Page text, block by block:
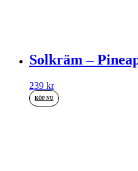
Solkräm –
239 kr
KÖP NU